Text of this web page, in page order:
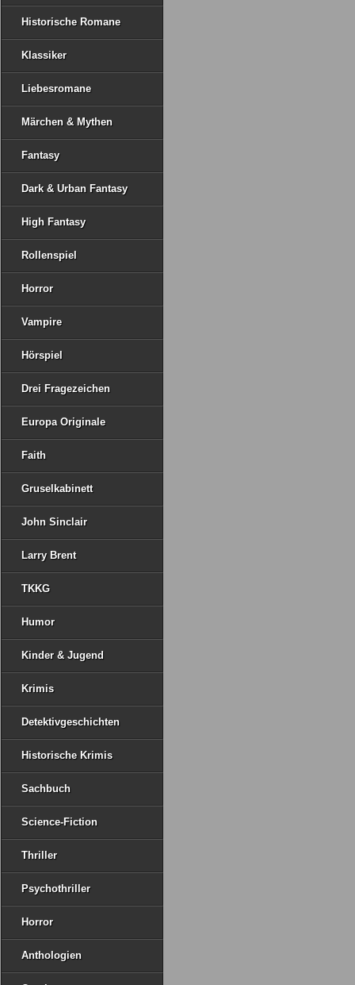
Historische Romane
Klassiker
Liebesromane
Märchen & Mythen
Fantasy
Dark & Urban Fantasy
High Fantasy
Rollenspiel
Horror
Vampire
Hörspiel
Drei Fragezeichen
Europa Originale
Faith
Gruselkabinett
John Sinclair
Larry Brent
TKKG
Humor
Kinder & Jugend
Krimis
Detektivgeschichten
Historische Krimis
Sachbuch
Science-Fiction
Thriller
Psychothriller
Horror
Anthologien